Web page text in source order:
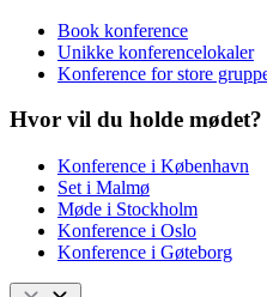
Book konference
Unikke konferencelokaler
Konference for store
Hvor vil du holde mødet?
Konference i København
Set i Malmø
Møde i Stockholm
Konference i Oslo
Konference i Gøteborg